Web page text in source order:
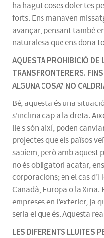
ha hagut coses dolentes
forts. Ens manaven
avançar, pensant també
naturalesa que ens dona
AQUESTA PROHIBICIÓ DE
TRANSFRONTERERS.
ALGUNA COSA? NO
Bé, aquesta és una
s'inclina cap a la dreta.
lleis són així, poden
projectes que els països
sabíem, però amb aquest
no és obligatori acatar,
corporacions; en el cas
Canadà, Europa o la
empreses en l’exterior, ja
seria el que és. Aquesta
LES DIFERENTS LLUITES